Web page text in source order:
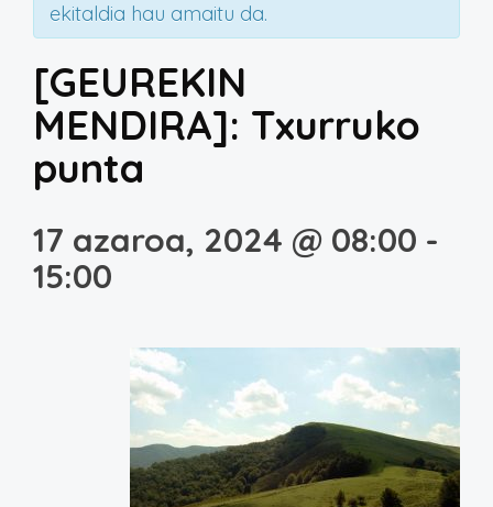
ekitaldia hau amaitu da.
[GEUREKIN
MENDIRA]: Txurruko
punta
17 azaroa, 2024 @ 08:00 -
15:00